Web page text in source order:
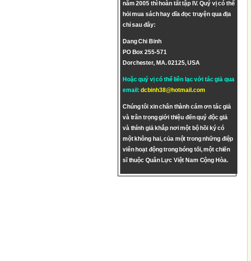
năm 2005 thì hoàn tất tập IV. Quý vị có thể
hỏi mua sách hay dĩa đọc truyện qua địa
chỉ sau đây:
Dang Chi Binh
PO Box 255-571
Dorchester, MA. 02125, USA
Hoặc quý vị có thể liên lạc với tác giả qua
email:dcbinh38@hotmail.com
Chúng tôi xin chân thành cám ơn tác giả
và trân trọng giới thiệu đến quý độc giả
và thính giả khắp nơi một bộ hồi ký có
một không hai, của một trong những điệp
viên hoạt động trong bóng tối, một chiến
sĩ thuộc Quân Lực Việt Nam Cộng Hòa.